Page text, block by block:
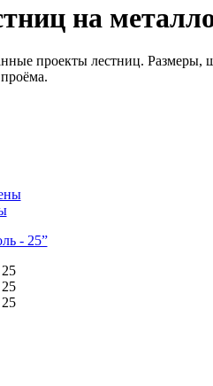
на
проекты лестниц. Размеры,
- 25”